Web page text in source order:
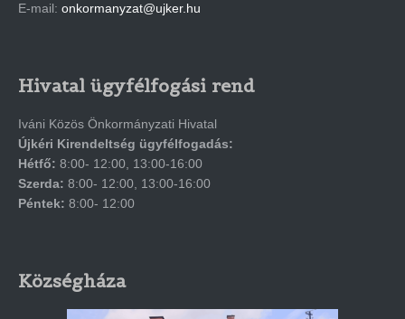
E-mail: onkormanyzat@ujker.hu
Hivatal ügyfélfogási rend
Iváni Közös Önkormányzati Hivatal
Újkéri Kirendeltség ügyfélfogadás:
Hétfő: 8:00- 12:00, 13:00-16:00
Szerda: 8:00- 12:00, 13:00-16:00
Péntek: 8:00- 12:00
Községháza